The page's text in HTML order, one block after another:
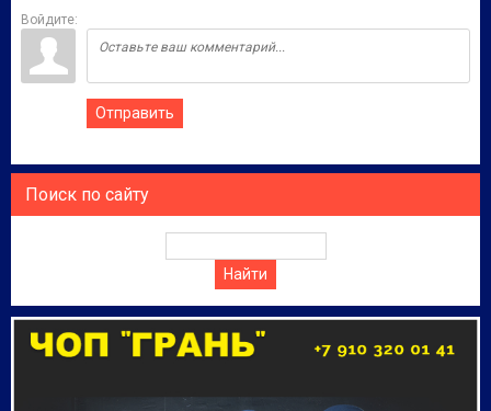
Войдите:
Отправить
Поиск по сайту